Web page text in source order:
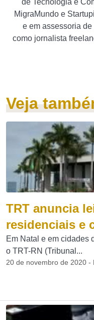
de Tecnologia e
MigraMundo e
e em assessoria
como jornalista
Veja
TRT anuncia
residenciais e
Em Natal e em cidades
o TRT-RN (Tribunal...
20 de novembro de 2020 -